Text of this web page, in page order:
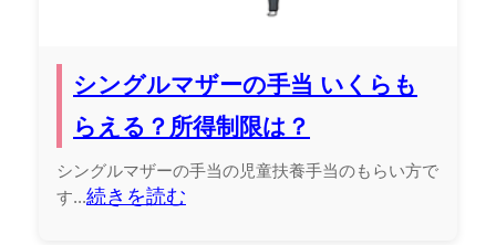
シングルマザーの手当 いくらも
らえる？所得制限は？
シングルマザーの手当の児童扶養手当のもらい方で
す...続きを読む